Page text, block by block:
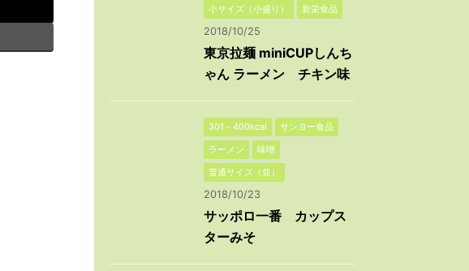
小サイズ（小盛り）
新栄食品
2018/10/25
東京拉麺 miniCUPしんち
ゃん ラーメン チキン味
301～400kcal
サンヨー食品
ラーメン
味噌
普通サイズ（並）
2018/10/23
サッポロ一番 カップス
ターみそ